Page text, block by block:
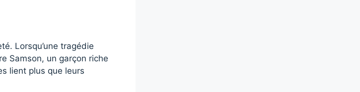
Lorsqu’une tragédie
Samson, un garçon riche
lient plus que leurs